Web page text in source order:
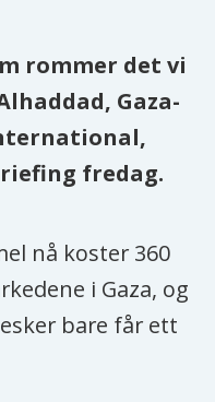
rommer det vi
Gaza-
fredag.
nå koster 360
i Gaza, og
bare får ett